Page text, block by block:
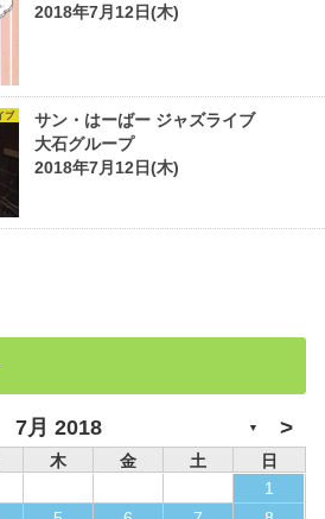
2018年7月12日(木)
ブ
サン・はーばー ジャズライブ
大石グループ
2018年7月12日(木)
7月 2018 ▼ >
木 金 土
日
1